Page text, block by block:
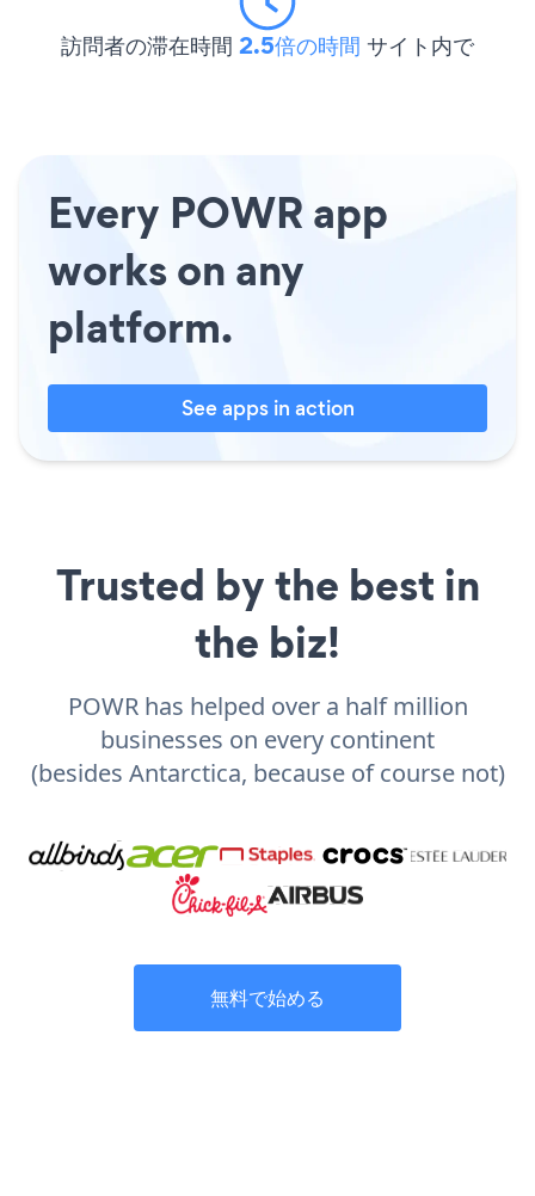
訪問者の滞在時間 2.5倍の時間 サイト内で
Every POWR app
works on any
platform.
See apps in action
Trusted by the best in
the biz!
POWR has helped over a half million
businesses on every continent
(besides Antarctica, because of course not)
無料で始める